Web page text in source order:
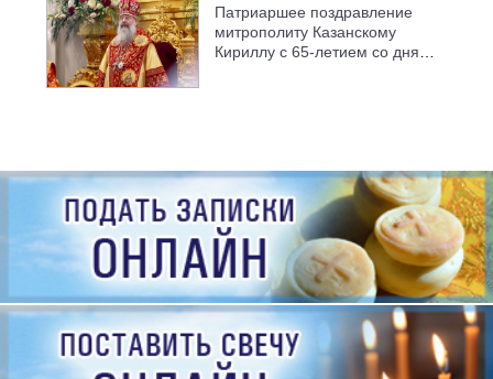
Патриаршее поздравление
митрополиту Казанскому
Кириллу с 65-летием со дня